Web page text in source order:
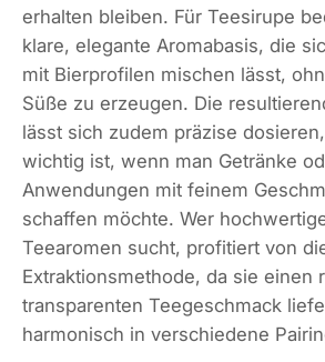
erhalten bleiben. Für Teesirupe
klare, elegante Aromabasis, die
mit Bierprofilen mischen lässt,
Süße zu erzeugen. Die
lässt sich zudem präzise
wichtig ist, wenn man Getränke
Anwendungen mit feinem
schaffen möchte. Wer
Teearomen sucht, profitiert von
Extraktionsmethode, da sie einen
transparenten Teegeschmack
harmonisch in verschiedene